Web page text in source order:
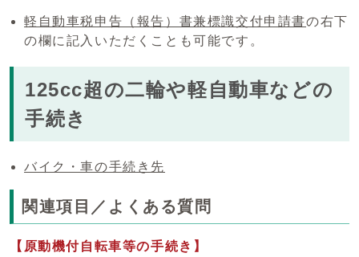
軽自動車税申告（報告）書兼標識交付申請書の右下
の欄に記入いただくことも可能です。
125cc超の二輪や軽自動車などの
手続き
バイク・車の手続き先
関連項目／よくある質問
【原動機付自転車等の手続き】